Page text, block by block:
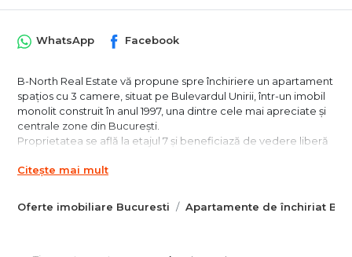
Oferte imobiliare Bucuresti Apartamente de închiriat
WhatsApp Facebook
B-North Real Estate vă propune spre închiriere un apartament
spațios cu 3 camere, situat pe Bulevardul Unirii, într-un imobil
monolit construit în anul 1997, una dintre cele mai apreciate și
centrale zone din București.
Proprietatea se află la etajul 7 și beneficiază de vedere liberă
suprafață totală de 92 mp, incluzând balcoanele, și se află la
mutare imediată.
Locuința dispune de compartimentare decomandată, hol
Citește mai mult